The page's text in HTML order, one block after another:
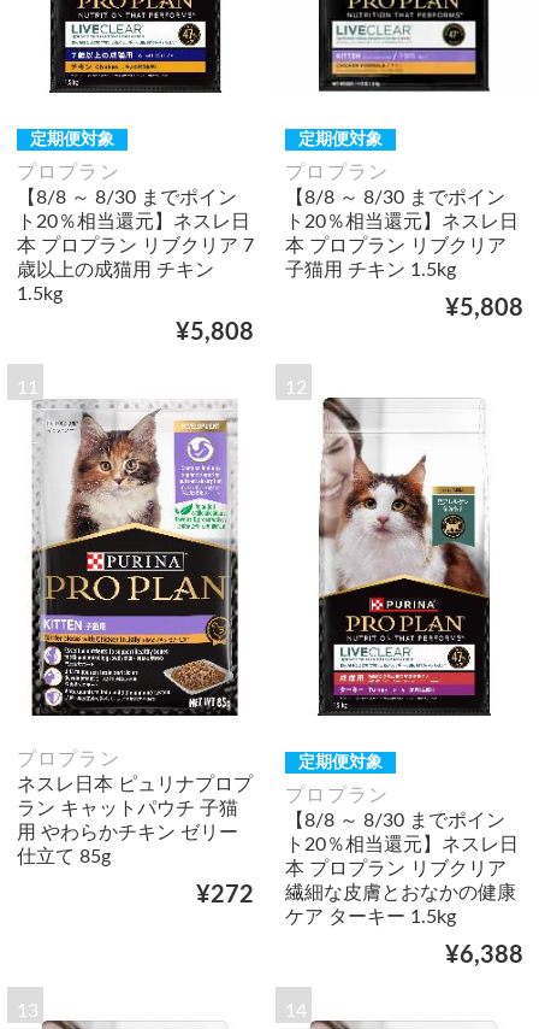
定期便対象
プロプラン
【8/8 ～ 8/30 までポイン
ト20％相当還元】ネスレ日
本 プロプラン リブクリア 7
歳以上の成猫用 チキン
1.5kg
¥5,808
定期便対象
プロプラン
【8/8 ～ 8/30 までポイン
ト20％相当還元】ネスレ日
本 プロプラン リブクリア
子猫用 チキン 1.5kg
¥5,808
11
プロプラン
ネスレ日本 ピュリナプロプ
ラン キャットパウチ 子猫
用 やわらかチキン ゼリー
仕立て 85g
¥272
12
定期便対象
プロプラン
【8/8 ～ 8/30 までポイン
ト20％相当還元】ネスレ日
本 プロプラン リブクリア
繊細な皮膚とおなかの健康
ケア ターキー 1.5kg
¥6,388
13 14